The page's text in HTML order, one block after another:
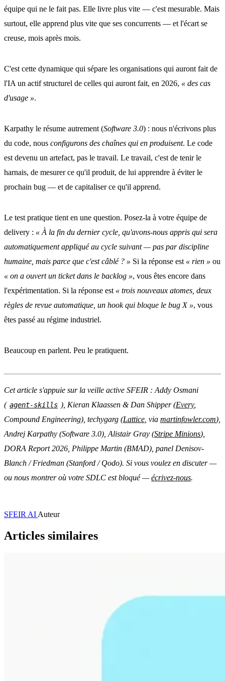
équipe qui ne le fait pas. Elle livre plus vite — c'est mesurable. Mais
surtout, elle apprend plus vite que ses concurrents — et l'écart se
creuse, mois après mois.
C'est cette dynamique qui sépare les organisations qui auront fait de
l'IA un actif structurel de celles qui auront fait, en 2026, « des cas
d'usage ».
Karpathy le résume autrement (Software 3.0) : nous n'écrivons plus
du code, nous configurons des chaînes qui en produisent. Le code
est devenu un artefact, pas le travail. Le travail, c'est de tenir le
harnais, de mesurer ce qu'il produit, de lui apprendre à éviter le
prochain bug — et de capitaliser ce qu'il apprend.
Le test pratique tient en une question. Posez-la à votre équipe de
delivery : « À la fin du dernier cycle, qu'avons-nous appris qui sera
automatiquement appliqué au cycle suivant — pas par discipline
humaine, mais parce que c'est câblé ? » Si la réponse est « rien » ou
« on a ouvert un ticket dans le backlog », vous êtes encore dans
l'expérimentation. Si la réponse est « trois nouveaux atomes, deux
règles de revue automatique, un hook qui bloque le bug X », vous
êtes passé au régime industriel.
Beaucoup en parlent. Peu le pratiquent.
Cet article s'appuie sur la veille active SFEIR : Addy Osmani
( agent-skills ), Kieran Klaassen & Dan Shipper (Every,
Compound Engineering), techygarg (Lattice , via martinfowler.com),
Andrej Karpathy (Software 3.0), Alistair Gray (Stripe Minions),
DORA Report 2026, Philippe Martin (BMAD), panel Denisov-
Blanch / Friedman (Stanford / Qodo). Si vous voulez en discuter —
ou nous montrer où votre SDLC est bloqué —écrivez-nous.
SFEIR AI Auteur
Articles similaires